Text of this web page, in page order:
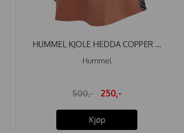
HUMMEL KJOLE HEDDA COPPER ...
Hummel
500,- 250,-
Kjøp